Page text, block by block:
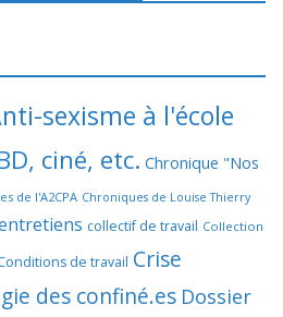
sexisme à l'école
ciné, etc. Chronique "Nos
de l'A2CPA Chroniques de Louise Thierry
collectif de travail Collection
de travail Crise
des confiné.es Dossier